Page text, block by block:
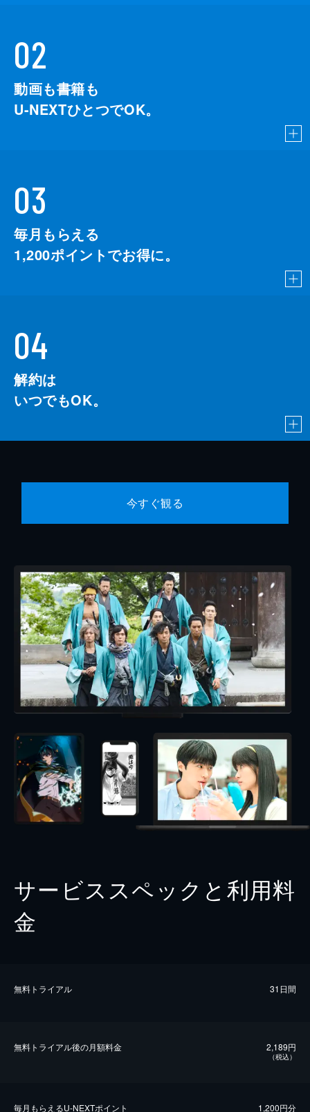
02
動画も書籍も
U-NEXTひとつでOK。
03
毎月もらえる
1,200ポイントでお得に。
04
解約は
いつでもOK。
今すぐ観る
サービススペックと利用料
金
無料トライアル 31日間
無料トライアル後の⽉額料金 2,189円
（税込）
毎⽉もらえるU-NEXTポイント 1,200円分